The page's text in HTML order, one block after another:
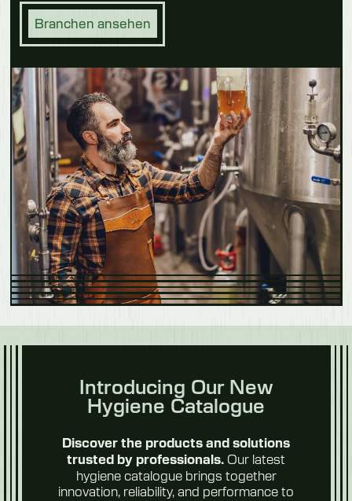
Branchen ansehen
Introducing Our New
Hygiene Catalogue
Discover the products and solutions
trusted by professionals. Our latest
hygiene catalogue brings together
innovation, reliability, and performance to